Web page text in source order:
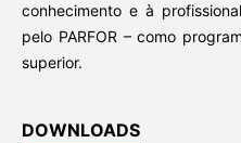
conhecimento e à
pelo PARFOR – como
superior.
DOWNLOADS